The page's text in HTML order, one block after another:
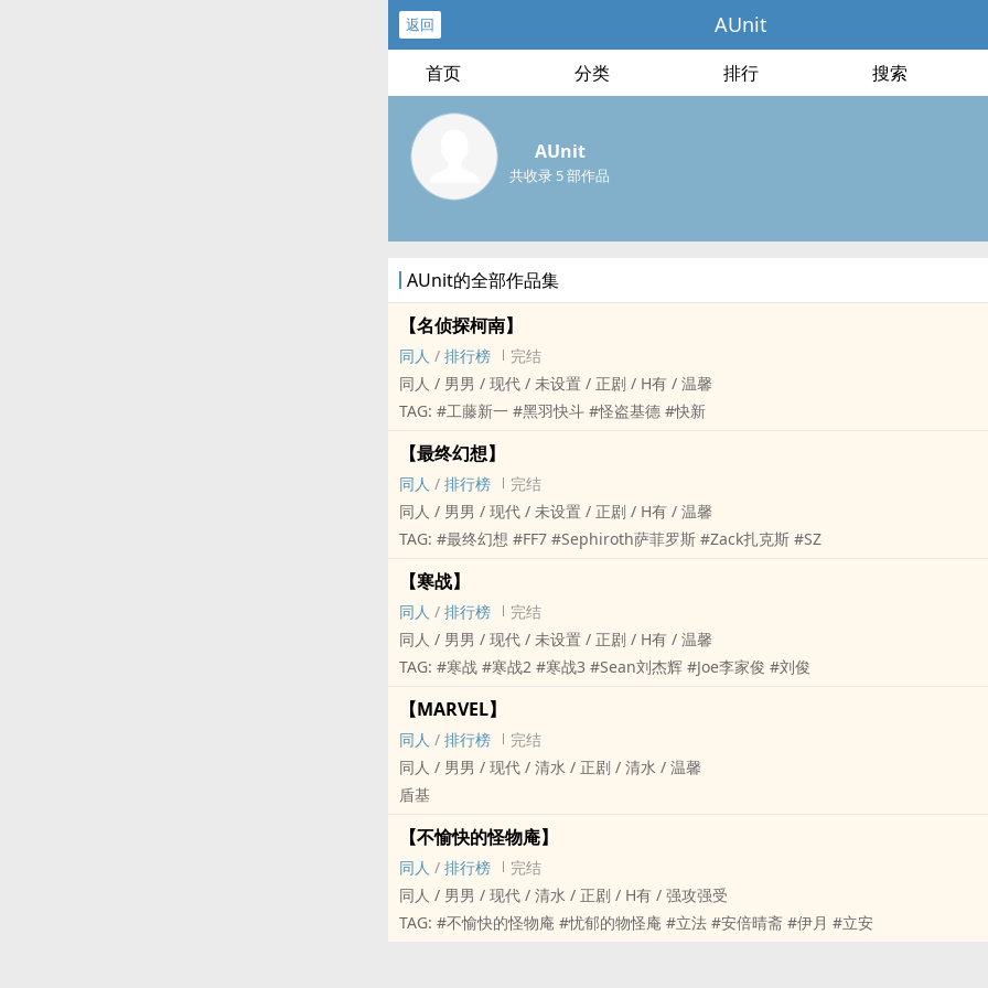
返回 AUnit
首页 分类 排行 搜索
AUnit
共收录 5 部作品
AUnit的全部作品集
【名侦探柯南】
同人 / 排行榜
完结
同人 / 男男 / 现代 / 未设置 / 正剧 / H有 / 温馨
TAG: #工藤新一 #黑羽快斗 #怪盗基德 #快新
【最终幻想】
同人 / 排行榜
完结
同人 / 男男 / 现代 / 未设置 / 正剧 / H有 / 温馨
TAG: #最终幻想 #FF7 #Sephiroth萨菲罗斯 #Zack扎克斯 #SZ
【寒战】
同人 / 排行榜
完结
同人 / 男男 / 现代 / 未设置 / 正剧 / H有 / 温馨
TAG: #寒战 #寒战2 #寒战3 #Sean刘杰辉 #Joe李家俊 #刘俊
【MARVEL】
同人 / 排行榜
完结
同人 / 男男 / 现代 / 清水 / 正剧 / 清水 / 温馨
盾基
【不愉快的怪物庵】
同人 / 排行榜
完结
同人 / 男男 / 现代 / 清水 / 正剧 / H有 / 强攻强受
TAG: #不愉快的怪物庵 #忧郁的物怪庵 #立法 #安倍晴斋 #伊月 #立安